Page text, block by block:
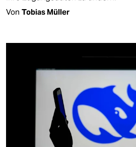
Von Tobias Müller